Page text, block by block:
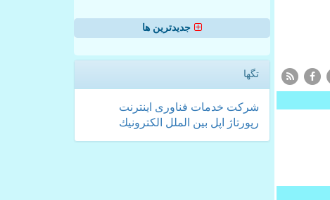
جدیدترین ها
تگها
شركت خدمات فناوری اینترنت
رپورتاژ
اپل بین الملل الكترونیك